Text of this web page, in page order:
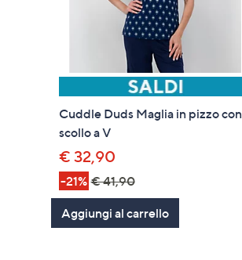
Cuddle Duds Maglia in pizzo con
scollo a V
€ 32,90
-21% € 41,90
Aggiungi al carrello